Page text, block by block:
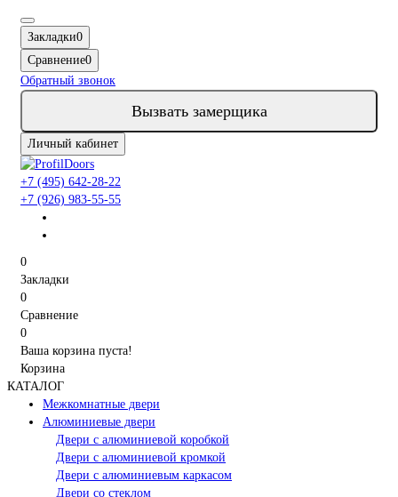
Закладки0
Сравнение0
Обратный звонок
Вызвать замерщика
Личный кабинет
+7 (495) 642-28-22
+7 (926) 983-55-55
0
Закладки
0
Сравнение
0
Ваша корзина пуста!
Корзина
КАТАЛОГ
Межкомнатные двери
Алюминиевые двери
Двери с алюминиевой коробкой
Двери с алюминиевой кромкой
Двери с алюминиевым каркасом
Двери со стеклом